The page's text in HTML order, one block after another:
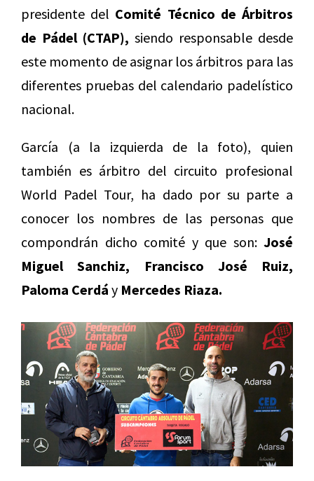
presidente del Comité Técnico de Árbitros
de Pádel (CTAP), siendo responsable desde
este momento de asignar los árbitros para las
diferentes pruebas del calendario padelístico
nacional.
García (a la izquierda de la foto), quien
también es árbitro del circuito profesional
World Padel Tour, ha dado por su parte a
conocer los nombres de las personas que
compondrán dicho comité y que son: José
Miguel Sanchiz, Francisco José Ruiz,
Paloma Cerdá y Mercedes Riaza.